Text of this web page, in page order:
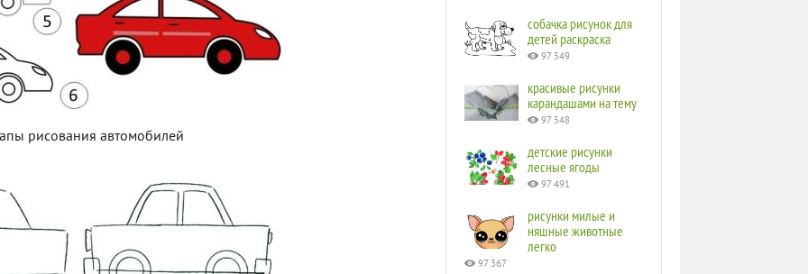
рисования автомобилей
собачка рисунок для
детей раскраска
97 549
красивые рисунки
карандашами на тему
97 548
детские рисунки
лесные ягоды
97 491
рисунки милые и
няшные животные
легко
97 367